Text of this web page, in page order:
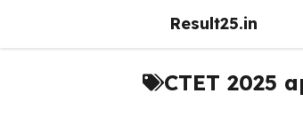
Result25.in
CTET 2025